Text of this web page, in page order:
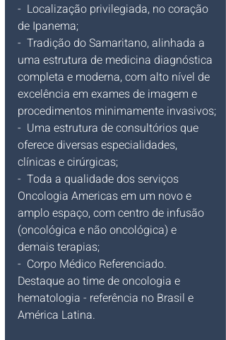
-  Localização privilegiada, no coração
de Ipanema;
-  Tradição do Samaritano, alinhada a
uma estrutura de medicina diagnóstica
completa e moderna, com alto nível de
excelência em exames de imagem e
procedimentos minimamente invasivos;
-  Uma estrutura de consultórios que
oferece diversas especialidades,
clínicas e cirúrgicas;
-  Toda a qualidade dos serviços
Oncologia Americas em um novo e
amplo espaço, com centro de infusão
(oncológica e não oncológica) e
demais terapias;
-  Corpo Médico Referenciado.
Destaque ao time de oncologia e
hematologia - referência no Brasil e
América Latina.